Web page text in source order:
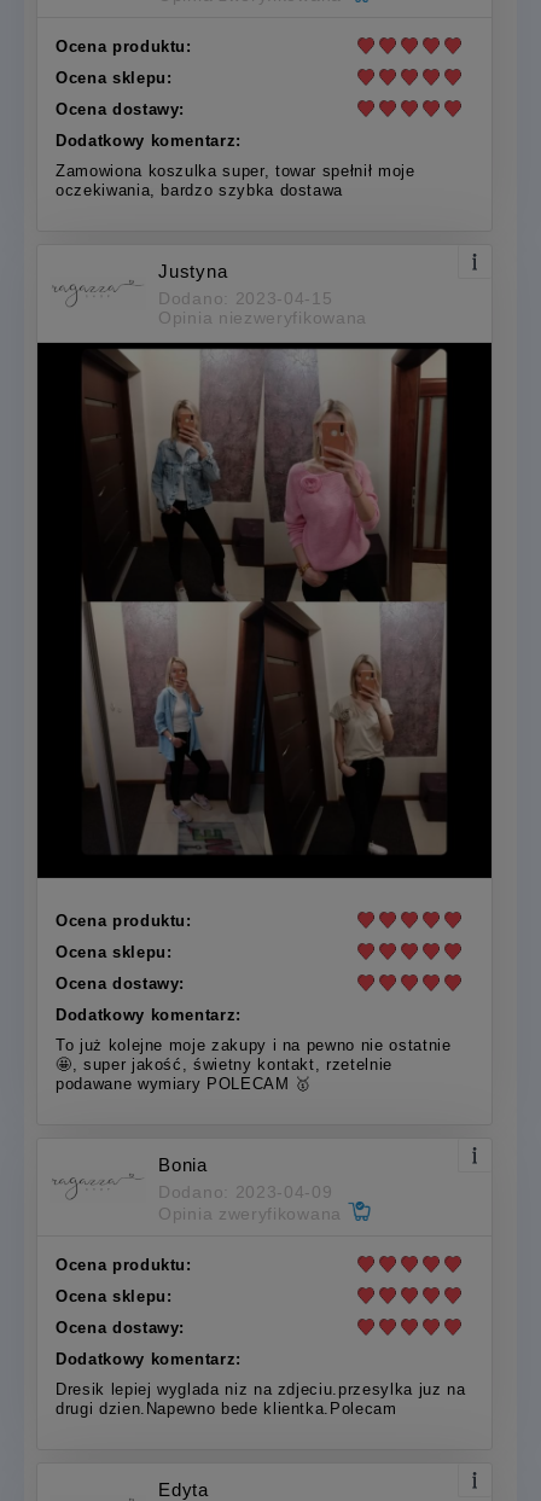
Ocena produktu:
Ocena sklepu:
Ocena dostawy:
Dodatkowy komentarz:
Zamowiona koszulka super, towar spełnił moje
oczekiwania, bardzo szybka dostawa
Justyna
Dodano: 2023-04-15
Opinia niezweryfikowana
Ocena produktu:
Ocena sklepu:
Ocena dostawy:
Dodatkowy komentarz:
To już kolejne moje zakupy i na pewno nie ostatnie
🤩, super jakość, świetny kontakt, rzetelnie
podawane wymiary POLECAM 🥇
Bonia
Dodano: 2023-04-09
Opinia zweryfikowana
Ocena produktu:
Ocena sklepu:
Ocena dostawy:
Dodatkowy komentarz:
Dresik lepiej wyglada niz na zdjeciu.przesylka juz na
drugi dzien.Napewno bede klientka.Polecam
Edyta